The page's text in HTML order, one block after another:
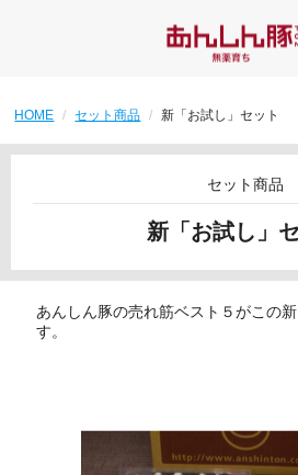
HOME セット商品 新「お試し」セット
セット商品
新「お試し」
あんしん豚の売れ筋ベスト５がこの
す。